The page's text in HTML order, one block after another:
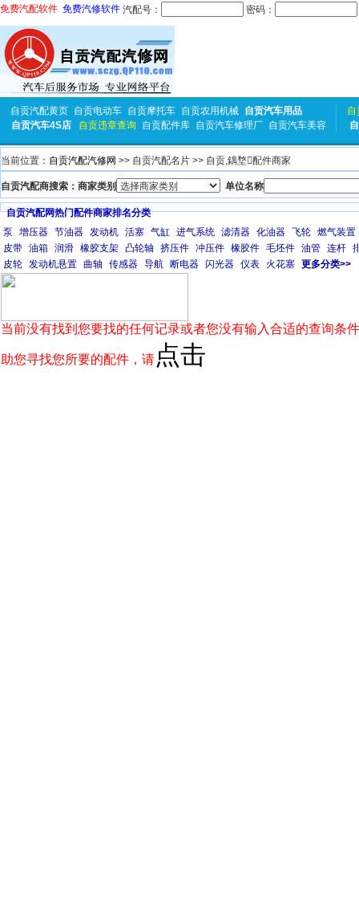
免费汽配软件 免费汽修软件 汽配号： 密码：
自贡汽配黄页 自贡电动车 自贡摩托车 自贡农用机械 自贡汽车用品
自贡汽车4S店
自贡违章查询 自贡配件库 自贡汽车修理厂 自贡汽车美容
自
当前位置： 自贡汽配汽修网 >> 自贡汽配名片 >> 自贡,鍝堥配件商家
自贡汽配商搜索：商家类别 单位名称
自贡汽配网热门配件商家排名分类
泵
增压器 节油器 发动机 活塞 气缸 进气系统 滤清器 化油器 飞轮 燃气装置
皮带 油箱 润滑 橡胶支架 凸轮轴 挤压件 冲压件 橡胶件 毛坯件 油管 连杆
皮轮 发动机悬置 曲轴 传感器 导航 断电器 闪光器 仪表 火花塞 更多分类>>
当前没有找到您要找的任何记录或者您没有输入合适的查询条
助您寻找您所要的配件，请 点击